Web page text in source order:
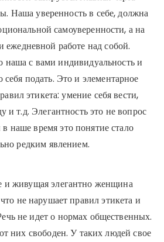
Наша уверенность в себе, должна
самоуверенности, а на
ежедневной работе над собой.
наша с вами индивидуальность и
подать. Это и элементарное
этикета: умение себя вести,
и т.д. Элегантность это не вопрос
наше время это понятие стало
редким явлением.
и живущая элегантно женщина
не нарушает правил этикета и
не идет о нормах общественных.
них свободен. У таких людей свое